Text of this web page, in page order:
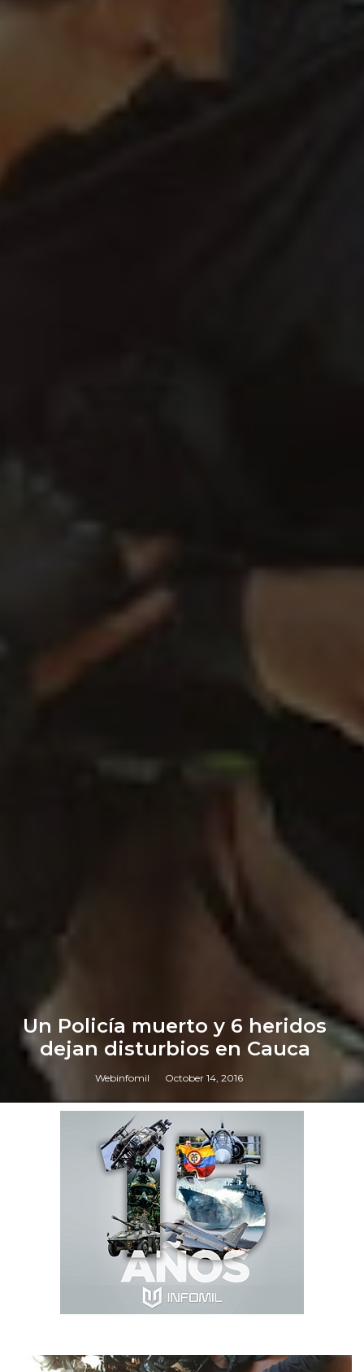
Un Policía muerto y 6 heridos
dejan disturbios en Cauca
Webinfomil October 14, 2016